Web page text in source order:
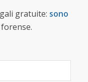
gratuite: sono